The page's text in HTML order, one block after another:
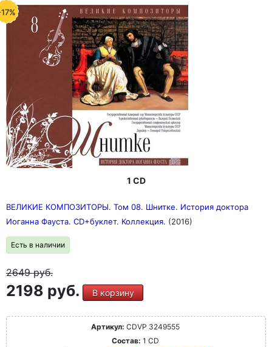
1 CD
ВЕЛИКИЕ КОМПОЗИТОРЫ. Том 08. Шнитке. История доктора
Иоганна Фауста. CD+буклет. Коллекция. (2016)
Есть в наличии
2649руб.
2198 руб. В корзину
Артикул: CDVP 3249555
Состав: 1 CD